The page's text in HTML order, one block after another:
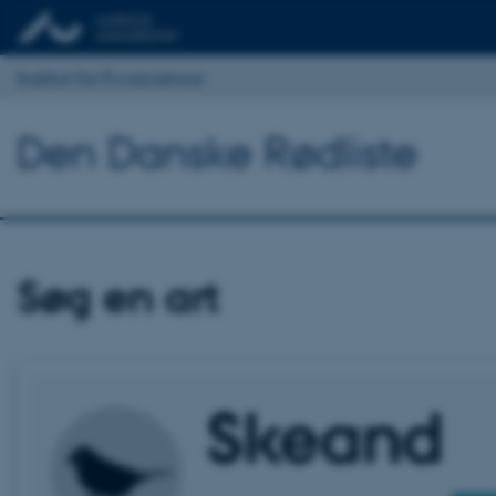
Den Danske Rødliste
Søg en art
Skeand